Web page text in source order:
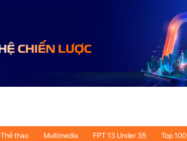
Thể thao Multimedia FPT 13 Under 35 Top 100